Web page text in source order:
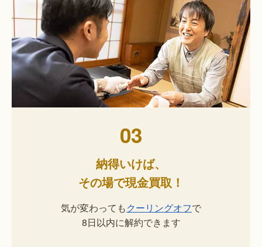
03
納得いけば、
その場で現金買取！
気が変わってもクーリングオフで
8日以内に解約できます